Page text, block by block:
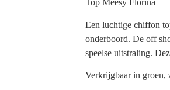
Top Meesy Florina
Een luchtige chiffon
onderboord. De off
speelse uitstraling.
Verkrijgbaar in groen,